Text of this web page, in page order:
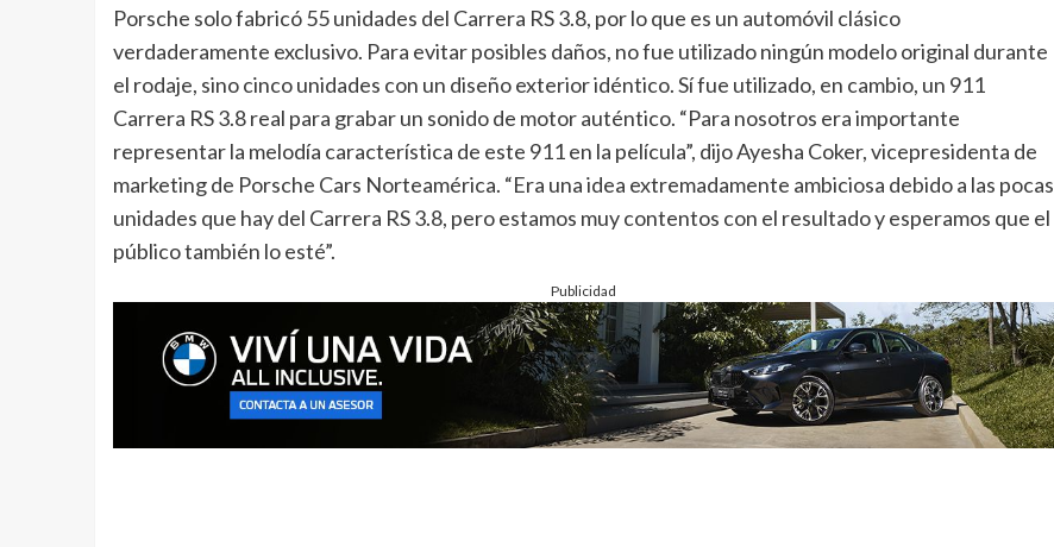
Porsche solo fabricó 55 unidades del Carrera RS 3.8, por lo que es un automóvil clásico
verdaderamente exclusivo. Para evitar posibles daños, no fue utilizado ningún modelo original durante
el rodaje, sino cinco unidades con un diseño exterior idéntico. Sí fue utilizado, en cambio, un 911
Carrera RS 3.8 real para grabar un sonido de motor auténtico. “Para nosotros era importante
representar la melodía característica de este 911 en la película”, dijo Ayesha Coker, vicepresidenta de
marketing de Porsche Cars Norteamérica. “Era una idea extremadamente ambiciosa debido a las pocas
unidades que hay del Carrera RS 3.8, pero estamos muy contentos con el resultado y esperamos que el
público también lo esté”.
Publicidad